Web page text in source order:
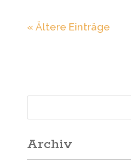
« Ältere Einträge
Archiv